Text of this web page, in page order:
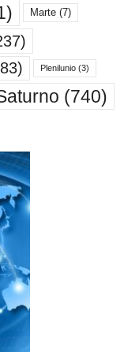
Marte (7)
Plenilunio (3)
(740)